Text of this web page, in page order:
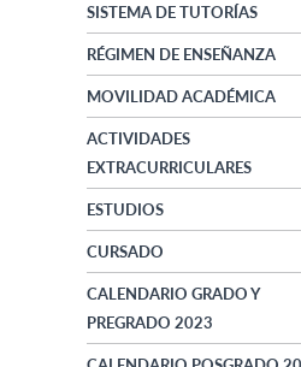
SISTEMA DE TUTORÍAS
RÉGIMEN DE ENSEÑANZA
MOVILIDAD ACADÉMICA
ACTIVIDADES
EXTRACURRICULARES
ESTUDIOS
CURSADO
CALENDARIO GRADO Y
PREGRADO 2023